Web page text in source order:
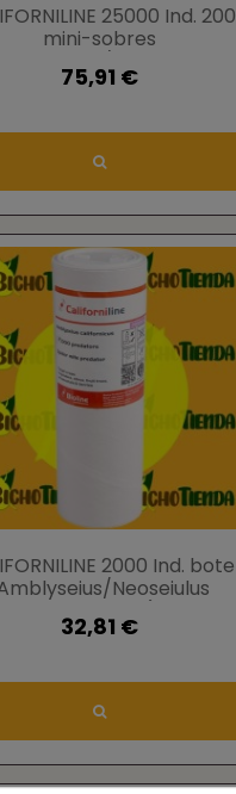
25000 Ind. 200
mini-sobres
californicus)
75,91 €
2000 Ind. bote
Neoseiulus
californicus)
32,81 €